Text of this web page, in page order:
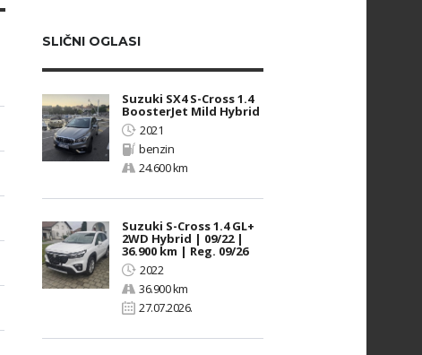
SLIČNI OGLASI
Suzuki SX4 S-Cross 1.4
BoosterJet Mild Hybrid
2021
benzin
24.600 km
Suzuki S-Cross 1.4 GL+
2WD Hybrid | 09/22 |
36.900 km | Reg. 09/26
2022
36.900 km
27.07.2026.